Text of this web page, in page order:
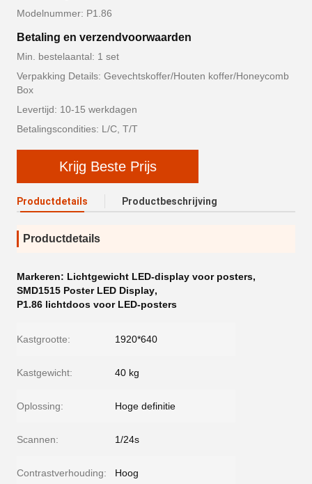
Modelnummer: P1.86
Betaling en verzendvoorwaarden
Min. bestelaantal: 1 set
Verpakking Details: Gevechtskoffer/Houten koffer/Honeycomb
Box
Levertijd: 10-15 werkdagen
Betalingscondities: L/C, T/T
Krijg Beste Prijs
Productdetails Productbeschrijving
Productdetails
Markeren: Lichtgewicht LED-display voor posters,
SMD1515 Poster LED Display,
P1.86 lichtdoos voor LED-posters
Kastgrootte: 1920*640
Kastgewicht: 40 kg
Oplossing: Hoge definitie
Scannen: 1/24s
Contrastverhouding: Hoog